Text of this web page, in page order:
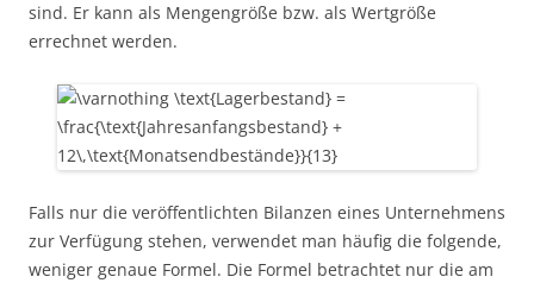
sind. Er kann als Mengengröße bzw. als Wertgröße
errechnet werden.
Falls nur die veröffentlichten Bilanzen eines Unternehmens
zur Verfügung stehen, verwendet man häufig die folgende,
weniger genaue Formel. Die Formel betrachtet nur die am